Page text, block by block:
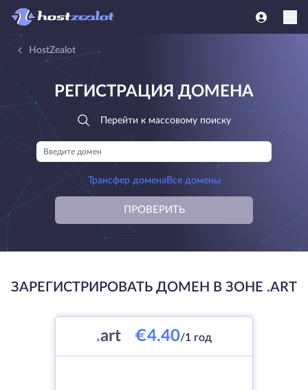
HostZealot
РЕГИСТРАЦИЯ ДОМЕНА
Перейти к массовому поиску
Трансфер домена Все домены
ПРОВЕРИТЬ
ЗАРЕГИСТРИРОВАТЬ ДОМЕН В ЗОНЕ .ART
.art €4.40/1 год